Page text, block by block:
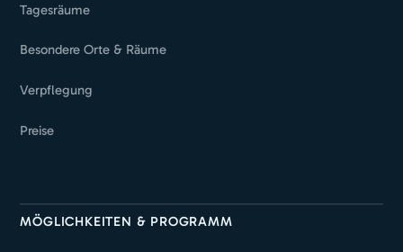
Tagesräume
Besondere Orte & Räume
Verpflegung
Preise
MÖGLICHKEITEN & PROGRAMM